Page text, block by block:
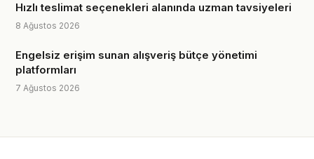
Hızlı teslimat seçenekleri alanında uzman tavsiyeleri
8 Ağustos 2026
Engelsiz erişim sunan alışveriş bütçe yönetimi
platformları
7 Ağustos 2026